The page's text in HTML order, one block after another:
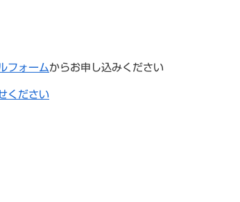
フォームからお申し込みください
ください